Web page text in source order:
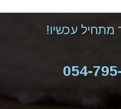
מתחיל עכשיו!
054-